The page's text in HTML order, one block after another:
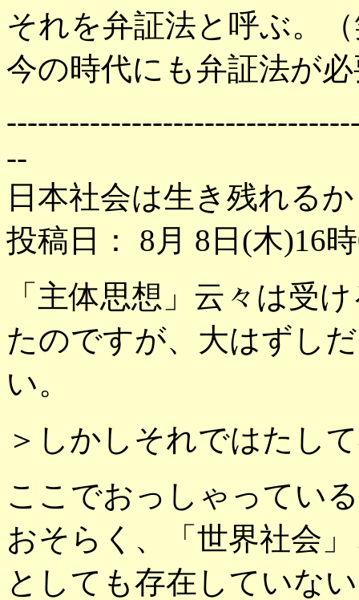
それを弁証法と呼ぶ。
今の時代にも弁証法が
--
日本社会は生き残れ
投稿日： 8月 8日(木)16
「主体思想」云々は受
たのですが、大はずし
い。
＞しかしそれではたし
ここでおっしゃってい
おそらく、「世界社会
としても存在していな